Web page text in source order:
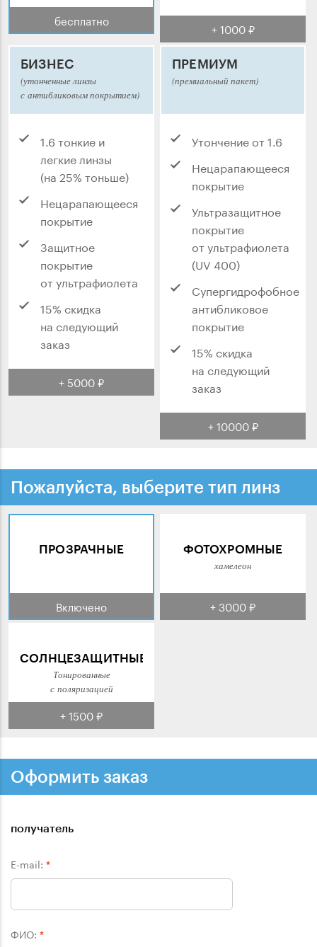
бесплатно + 1000 ₽
БИЗНЕС
(утонченные линзы
с антибликовым покрытием)
1.6 тонкие и
легкие линзы
(на 25% тоньше)
Нецарапающееся
покрытие
Защитное
покрытие
от ультрафиолета
15% скидка
на следующий
заказ
+ 5000 ₽
ПРЕМИУМ
(премиальный пакет)
Утончение от 1.6
Нецарапающееся
покрытие
Ультразащитное
покрытие
от ультрафиолета
(UV 400)
Супергидрофобное
антибликовое
покрытие
15% скидка
на следующий
заказ
+ 10000 ₽
Пожалуйста, выберите тип линз
ПРОЗРАЧНЫЕ
Включено
ФОТОХРОМНЫЕ
хамелеон
+ 3000 ₽
СОЛНЦЕЗАЩИТНЫЕ
Тонированные
с поляризацией
+ 1500 ₽
Оформить заказ
получатель
E-mail: *
ФИО: *